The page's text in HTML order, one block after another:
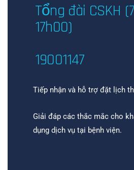
Tổng đài CSKH
17h00)
19001147
Tiếp nhận và hỗ trợ đặt lịch
Giải đáp các thắc mắc cho
dụng dịch vụ tại bệnh viện.